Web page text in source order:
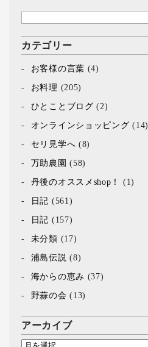
カテゴリー
お客様の言葉 (4)
お料理 (205)
ひとことブログ (2)
オンラインショッピング (14)
セリ見学へ (8)
万助農園 (58)
丹後のオススメshop！ (1)
日記 (561)
日記 (157)
未分類 (17)
浦島伝説 (8)
海からの恵み (37)
野蒜の会 (13)
アーカイブ